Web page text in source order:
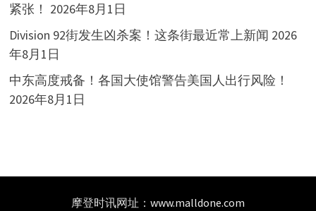
紧张！ 2026年8月1日
Division 92街发生凶杀案！这条街最近常上新闻 2026
年8月1日
中东高度戒备！各国大使馆警告美国人出行风险！
2026年8月1日
摩登时讯网址： www.malldone.com